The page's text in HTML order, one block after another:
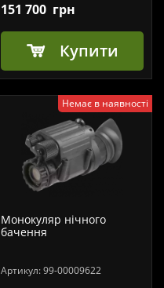
151 700 грн
Купити
Немає в наявності
Монокуляр нічного
бачення
Артикул:99-00009622